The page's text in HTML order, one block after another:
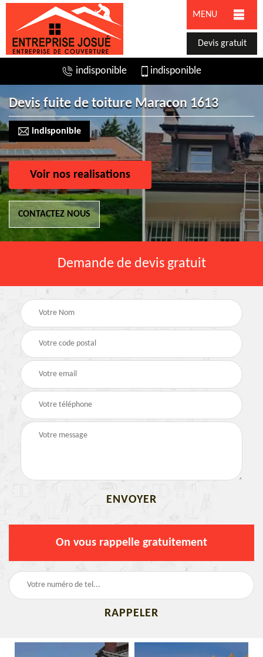
MENU
Devis gratuit
indisponible indisponible
Devis fuite de toiture Maracon 1613
indisponible
Voir nos realisations
CONTACTEZ NOUS
Demande de devis gratuit
On vous rappelle gratuitement